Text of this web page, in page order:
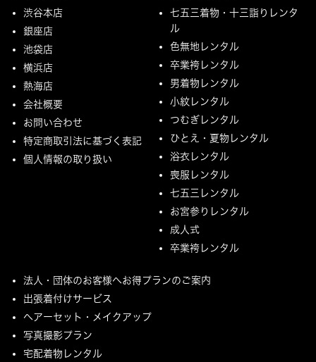
渋谷本店
銀座店
池袋店
横浜店
熱海店
会社概要
お問い合わせ
特定商取引法に基づく表記
個人情報の取り扱い
七五三着物・十三詣りレンタ
ル
色無地レンタル
卒業袴レンタル
男着物レンタル
小紋レンタル
つむぎレンタル
ひとえ・夏物レンタル
浴衣レンタル
喪服レンタル
七五三レンタル
お宮参りレンタル
成人式
卒業袴レンタル
法人・団体のお客様へお得プランのご案内
出張着付けサービス
ヘアーセット・メイクアップ
写真撮影プラン
宅配着物レンタル